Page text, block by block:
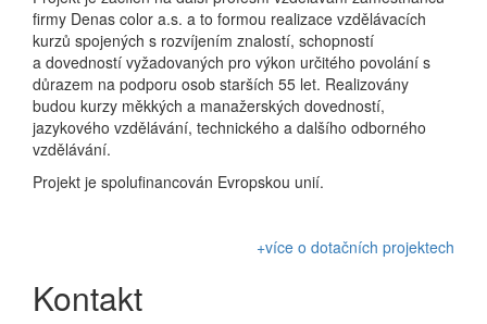
firmy Denas color a.s. a to formou realizace vzdělávacích
kurzů spojených s rozvíjením znalostí, schopností
a dovedností vyžadovaných pro výkon určitého povolání s
důrazem na podporu osob starších 55 let. Realizovány
budou kurzy měkkých a manažerských dovedností,
jazykového vzdělávání, technického a dalšího odborného
vzdělávání.
Projekt je spolufinancován Evropskou unií.
+více o dotačních projektech
Kontakt